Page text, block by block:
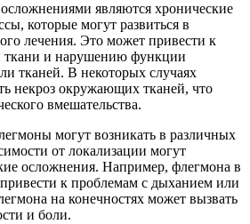
являются хронические
которые могут развиться в
лечения. Это может привести к
ткани и нарушению функции
тканей. В некоторых случаях
некроз окружающих тканей, что
вмешательства.
могут возникать в различных
от локализации могут
осложнения. Например, флегмона в
к проблемам с дыханием или
на конечностях может вызвать
и боли.